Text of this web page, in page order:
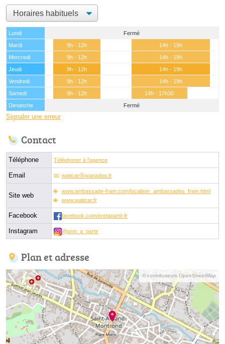
Lundi
Fermé
Mardi
9h - 12h
14h - 19h
Mercredi
9h - 12h
14h - 19h
Jeudi
9h - 12h
14h - 19h
Vendredi
9h - 12h
14h - 19h
Samedi
9h - 12h
14h - 17h30
Dimanche
Fermé
Signaler une erreur
Contact
Téléphone Téléphoner à l'agence
Email waticarⓐwanadoo.fr
Site web
www.ambassade-fram.com/localiser_ambassades_fram.html
www.waticar.fr
Facebook facebook.com/pretapartir.fr
Instagram @pret_a_partir
Plan et adresse
© contributeurs OpenStreetMap